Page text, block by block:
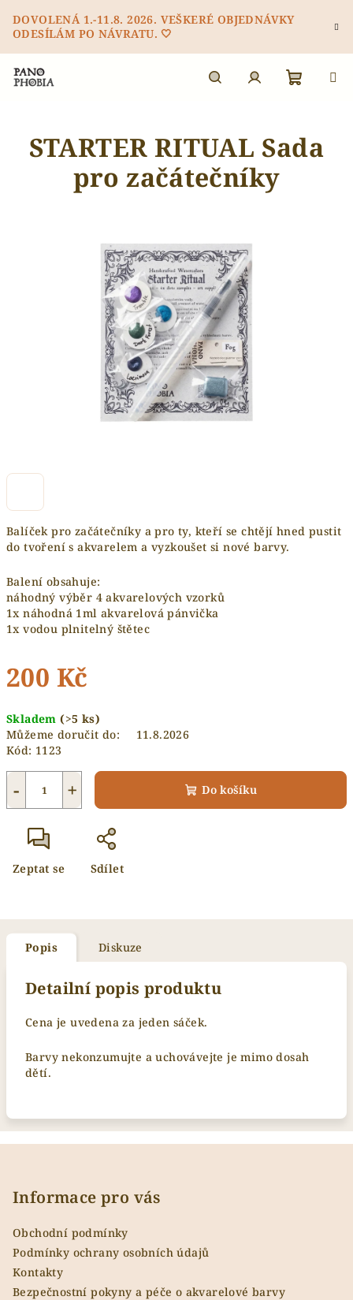
na
obsah
DOVOLENÁ 1.-11.8. 2026. VEŠKERÉ OBJEDNÁVKY
ODESÍLÁM PO NÁVRATU. 🤍
košík
Balíček pro začátečníky a pro ty, kteří se chtějí hned pustit
do tvoření s akvarelem a vyzkoušet si nové barvy.
Balení obsahuje:
náhodný výběr 4 akvarelových vzorků
1x náhodná 1ml akvarelová pánvička
1x vodou plnitelný štětec
200 Kč
cena:
Skladem(>5 ks)
Můžeme doručit do:
11.8.2026
Kód: 1123
+
− Do košíku
Zeptat se Sdílet
STARTER RITUAL Sada
pro začátečníky
Popis Diskuze
Detailní popis produktu
Cena je uvedena za jeden sáček.
Barvy nekonzumujte a uchovávejte je mimo dosah
dětí.
Informace pro vás
Obchodní podmínky
Podmínky ochrany osobních údajů
Kontakty
Bezpečnostní pokyny a péče o akvarelové barvy